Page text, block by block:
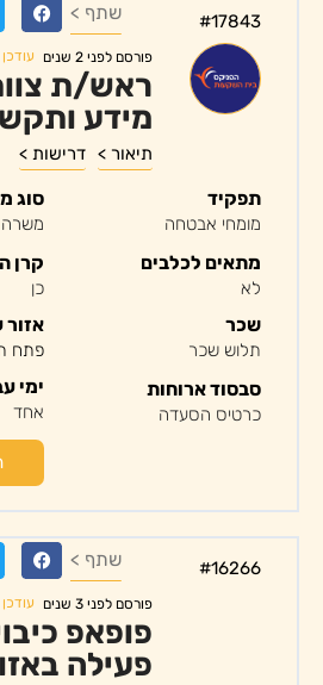
#17843 שתף >
פורסם לפני 2 שנים עודכן
ראש/ת
מידע
תיאור > דרישות >
תפקיד
מומחי אבטחה
מתאים לכלבים
לא
סוג
קרן
כן
שכר
תלוש שכר
סבסוד ארוחות
כרטיס הסעדה
אזור
פתח
ימי
אחד
#16266 שתף >
פורסם לפני 3 שנים עודכן
פופאפ
פעילה